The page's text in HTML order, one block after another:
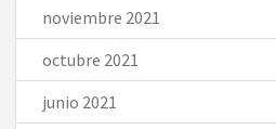
noviembre 2021
octubre 2021
junio 2021